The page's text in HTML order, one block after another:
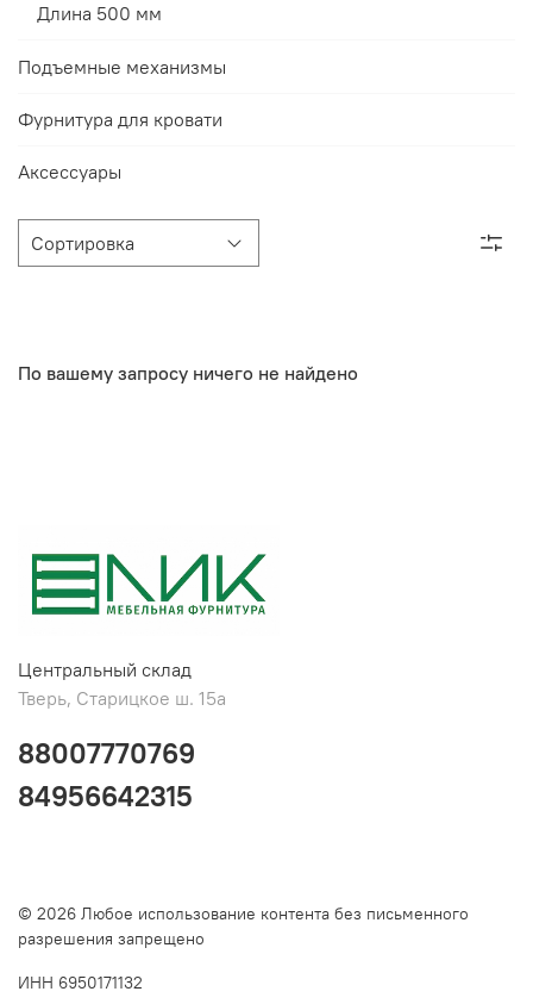
По вашему запросу ничего не найдено
Длина 500 мм
Подъемные механизмы
Фурнитура для кровати
Аксессуары
Центральный склад
Тверь, Старицкое ш. 15а
88007770769
84956642315
© 2026 Любое использование контента без письменного
разрешения запрещено
ИНН 6950171132